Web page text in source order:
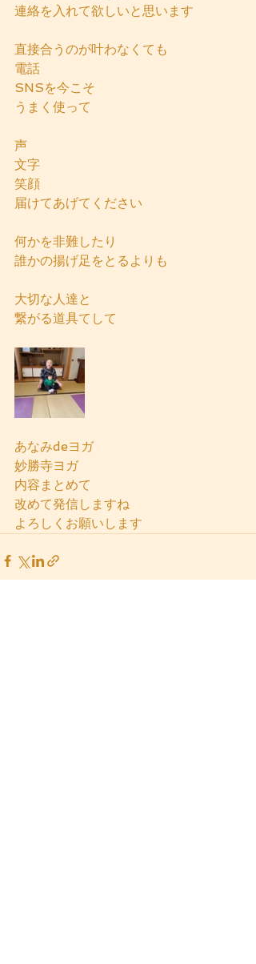
連絡を入れて欲しいと思います
直接合うのが叶わなくても
電話
SNSを今こそ
うまく使って
声
文字
笑顔
届けてあげてください
何かを非難したり
誰かの揚げ足をとるよりも
大切な人達と
繋がる道具てして
あなみdeヨガ
妙勝寺ヨガ
内容まとめて
改めて発信しますね
よろしくお願いします